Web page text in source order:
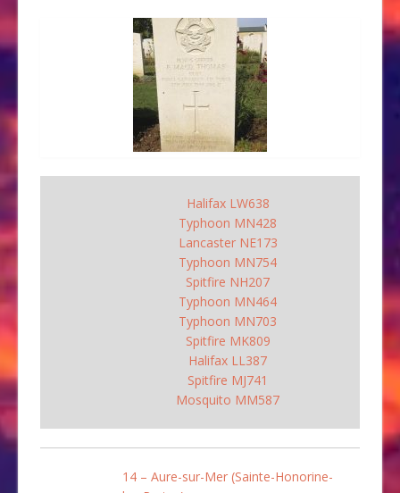
Halifax LW638
Typhoon MN428
Lancaster NE173
Typhoon MN754
Spitfire NH207
Typhoon MN464
Typhoon MN703
Spitfire MK809
Halifax LL387
Spitfire MJ741
Mosquito MM587
14 – Aure-sur-Mer (Sainte-Honorine-